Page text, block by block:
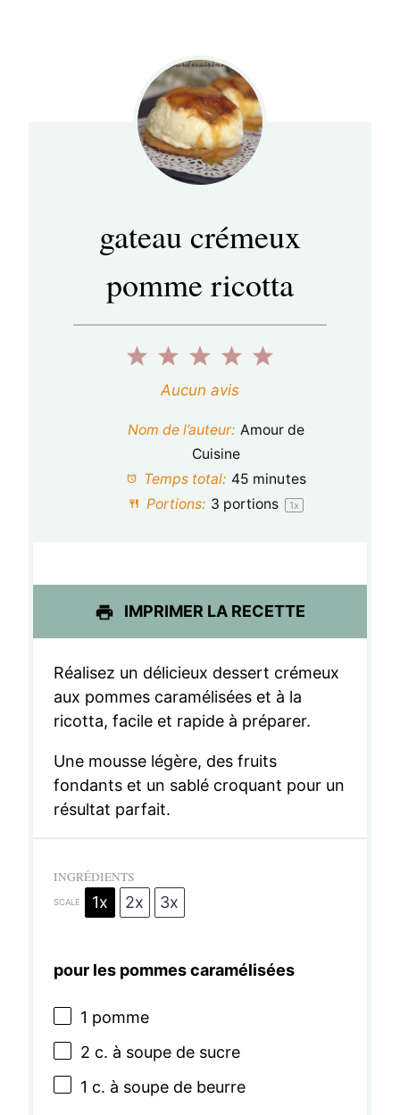
gateau crémeux
pomme ricotta
5
t
i
s
4
t
i
s
3
é
t
o
i
s
2
é
t
i
s
1
t
i
Aucun avis
Nom de l’auteur: Amour de
Cuisine
Temps total: 45 minutes
Portions: 3 portions 1x
IMPRIMER LA RECETTE
Réalisez un délicieux dessert crémeux
aux pommes caramélisées et à la
ricotta, facile et rapide à préparer.
Une mousse légère, des fruits
fondants et un sablé croquant pour un
résultat parfait.
INGRÉDIENTS
SCALE 1x 2x 3x
pour les pommes caramélisées
1 pomme
2 c. à soupe de sucre
1 c. à soupe de beurre